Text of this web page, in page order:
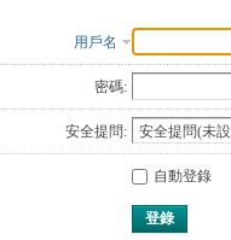
用戶名
密碼:
安全提問:
自動登錄
登錄